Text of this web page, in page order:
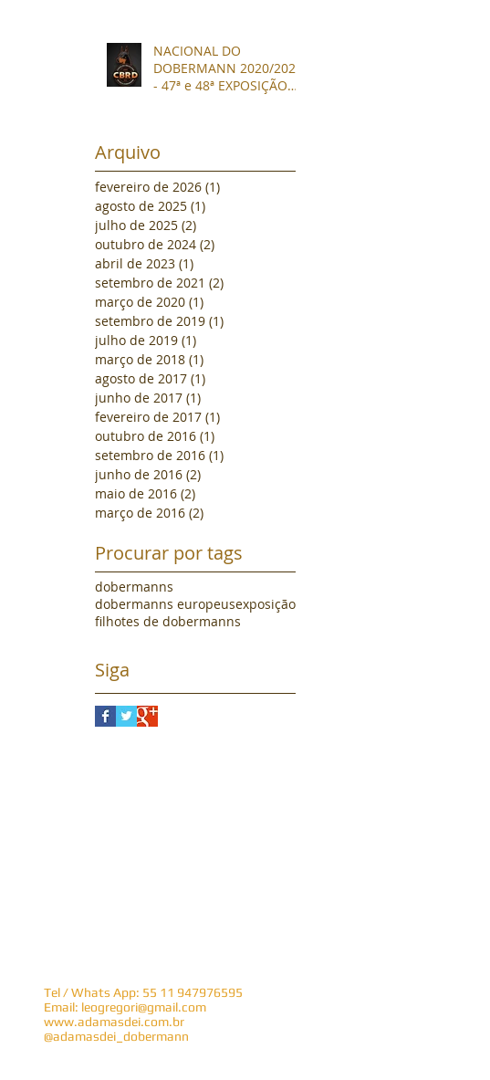
NACIONAL DO
DOBERMANN 2020/2021
- 47ª e 48ª EXPOSIÇÃO
Arquivo
fevereiro de 2026 (1)
agosto de 2025 (1)
julho de 2025 (2)
outubro de 2024 (2)
abril de 2023 (1)
setembro de 2021 (2)
março de 2020 (1)
setembro de 2019 (1)
julho de 2019 (1)
março de 2018 (1)
agosto de 2017 (1)
junho de 2017 (1)
fevereiro de 2017 (1)
outubro de 2016 (1)
setembro de 2016 (1)
junho de 2016 (2)
maio de 2016 (2)
março de 2016 (2)
Procurar por tags
dobermanns
dobermanns europeusexposição
filhotes de dobermanns
Siga
Tel / Whats App: 55 11 947976595
Email: leogregori@gmail.com
www.adamasdei.com.br
@adamasdei_dobermann